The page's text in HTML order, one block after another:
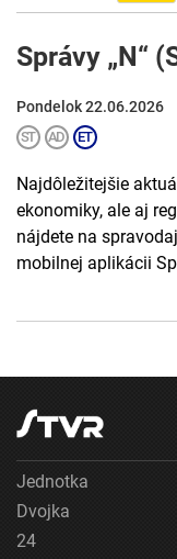
Správy „N“
Pondelok 22.06.2026
Najdôležitejšie
ekonomiky, ale aj
nájdete na
mobilnej aplikácii
Jednotka
Dvojka
24